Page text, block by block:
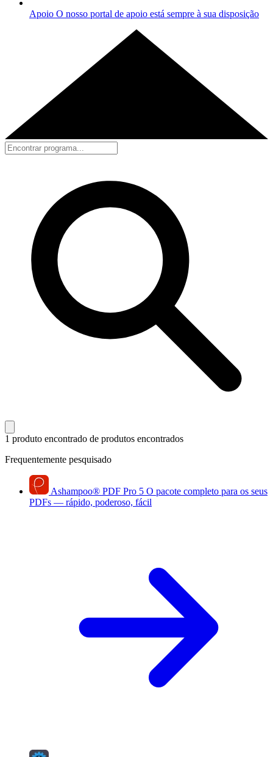
Apoio O nosso portal de apoio está sempre à sua disposição
1 produto encontrado de produtos encontrados
Frequentemente pesquisado
Ashampoo® PDF Pro 5 O pacote completo para os seus
PDFs — rápido, poderoso, fácil